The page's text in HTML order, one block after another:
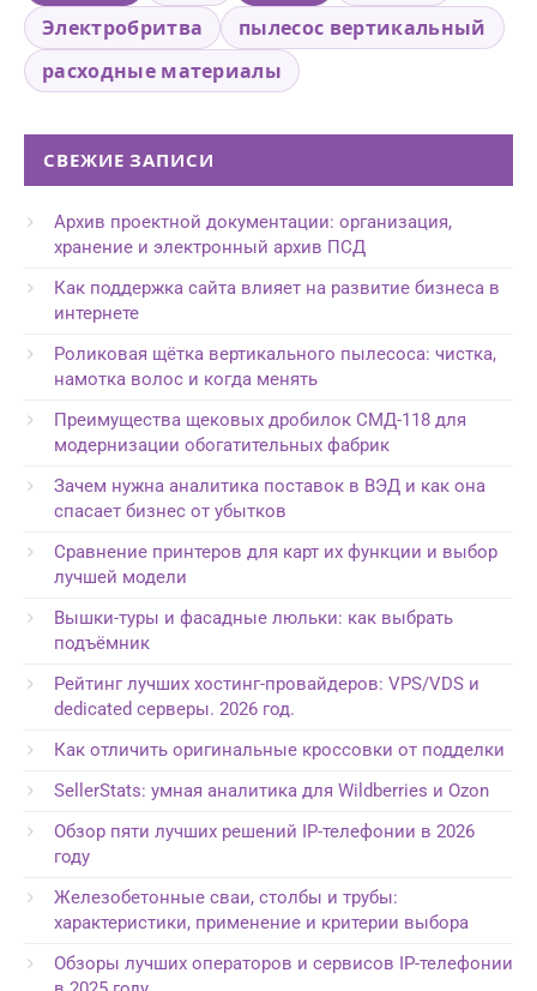
Электробритва
пылесос вертикальный
расходные материалы
СВЕЖИЕ ЗАПИСИ
Архив проектной документации: организация,
хранение и электронный архив ПСД
Как поддержка сайта влияет на развитие бизнеса в
интернете
Роликовая щётка вертикального пылесоса: чистка,
намотка волос и когда менять
Преимущества щековых дробилок СМД-118 для
модернизации обогатительных фабрик
Зачем нужна аналитика поставок в ВЭД и как она
спасает бизнес от убытков
Сравнение принтеров для карт их функции и выбор
лучшей модели
Вышки-туры и фасадные люльки: как выбрать
подъёмник
Рейтинг лучших хостинг-провайдеров: VPS/VDS и
dedicated серверы. 2026 год.
Как отличить оригинальные кроссовки от подделки
SellerStats: умная аналитика для Wildberries и Ozon
Обзор пяти лучших решений IP-телефонии в 2026
году
Железобетонные сваи, столбы и трубы:
характеристики, применение и критерии выбора
Обзоры лучших операторов и сервисов IP-телефонии